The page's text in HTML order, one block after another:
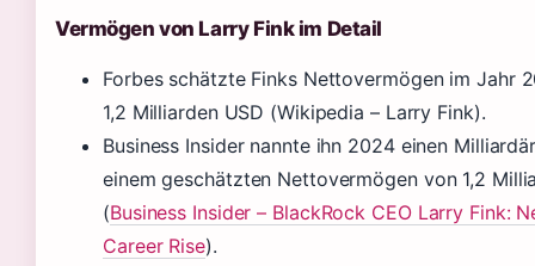
Vermögen von Larry Fink im Detail
Forbes schätzte Finks Nettovermögen im Jahr
1,2 Milliarden USD (Wikipedia – Larry Fink).
Business Insider nannte ihn 2024 einen
einem geschätzten Nettovermögen von 1,2
(Business Insider – BlackRock CEO Larry Fink:
Career Rise).